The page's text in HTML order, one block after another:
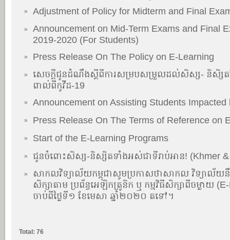
» Adjustment of Policy for Midterm and Final
»
Announcement on Mid-Term Exams and Final
2019-2020 (For Students)
» Press Release On The Policy on E-Learning
»
សេចក្តីជូនដំណឹងស្តីពីការសម្របសម្រួលដល់សិស្ស- និសិ្ស
ពាល់ពីកូវីដ-19
» Announcement on Assisting Students Impacted
» Press Release On The Terms of Reference on
» Start of the E-Learning Programs
» ជូនចំពោះសិស្ស-និស្សិតទាំងអស់ជាទីរាប់អាន! (Khmer &
»
សាកលវិទ្យាល័យកម្ពុជាសូមប្រកាសថាសាកល វិទ្យាល័យនឹង
សិក្សាតាម ប្រព័ន្ធអេឡិកត្រូនិក ឬ កម្មវិធីសិក្សាពីចម្ងាយ
ចាប់ពីថ្ងៃទី១ ខែមេសា ឆ្នាំ២០២០ តទៅ។
Total: 76